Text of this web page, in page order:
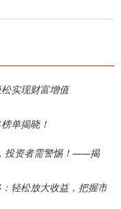
实现财富增值
单揭晓！
投资者需警惕！——揭
轻松放大收益，把握市